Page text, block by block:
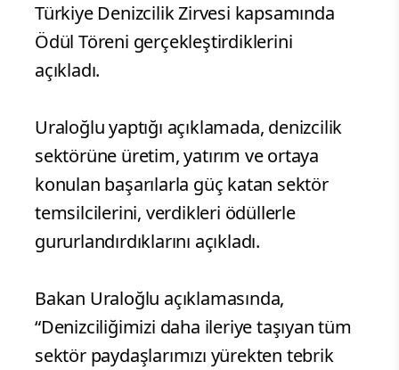
Türkiye Denizcilik Zirvesi kapsamında
Ödül Töreni gerçekleştirdiklerini
açıkladı.
Uraloğlu yaptığı açıklamada, denizcilik
sektörüne üretim, yatırım ve ortaya
konulan başarılarla güç katan sektör
temsilcilerini, verdikleri ödüllerle
gururlandırdıklarını açıkladı.
Bakan Uraloğlu açıklamasında,
“Denizciliğimizi daha ileriye taşıyan tüm
sektör paydaşlarımızı yürekten tebrik